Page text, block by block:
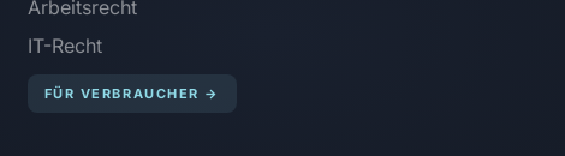
Arbeitsrecht
IT-Recht
FÜR VERBRAUCHER →